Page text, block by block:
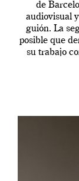
de
audiovisual
guión. La
posible que
su trabajo